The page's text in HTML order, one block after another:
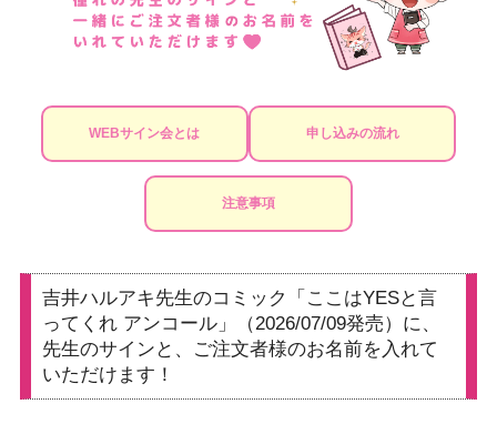
WEBサイン会とは 申し込みの流れ
注意事項
吉井ハルアキ先生のコミック「ここはYESと言
ってくれ アンコール」（2026/07/09発売）に、
先生のサインと、ご注文者様のお名前を入れて
いただけます！